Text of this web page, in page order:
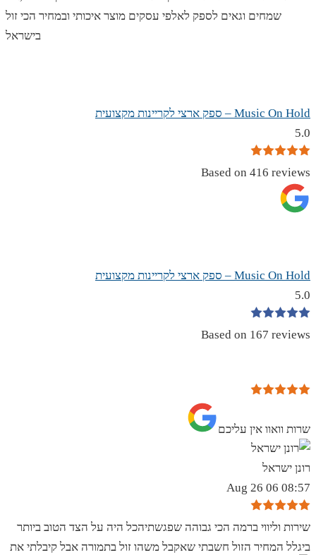
שמחים וגאים לספק לאלפי עסקים מוצר איכותי ובמחיר הכי זול
בישראל
Music On Hold – ספק ארצי לקריינות מקצועית
5.0
Based on 416 reviews
Music On Hold – ספק ארצי לקריינות מקצועית
5.0
Based on 167 reviews
שרות וואוו אין עליכם
רונן ישראל
08:57 06 Aug 26
שירות וליווי ברמה הכי גבוהה שפגשתיהכל היה על הצד הטוב ביותר
ביגלל המחיר הזול חשבתי שאקבל משהו זול בתמורה אבל קיבלתי את